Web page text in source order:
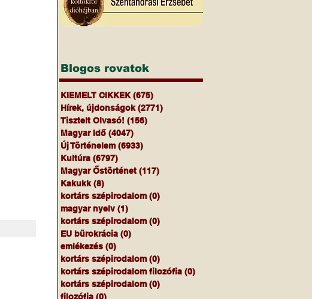
Blogos rovatok
KIEMELT CIKKEK (675)
Hírek, újdonságok (2771)
Tisztelt Olvasó! (156)
Magyar Idő (4047)
Új Történelem (6933)
Kultúra (6797)
Magyar Őstörténet (117)
Kakukk (8)
kortárs szépirodalom (0)
magyar nyelv (1)
kortárs szépirodalom (0)
EU bürokrácia (0)
emlékezés (0)
kortárs szépirodalom (0)
kortárs szépirodalom filozófia (0)
kortárs szépirodalom (0)
filozófia (0)